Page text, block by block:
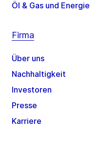
Öl & Gas und Energie
Firma
Über uns
Nachhaltigkeit
Investoren
Presse
Karriere